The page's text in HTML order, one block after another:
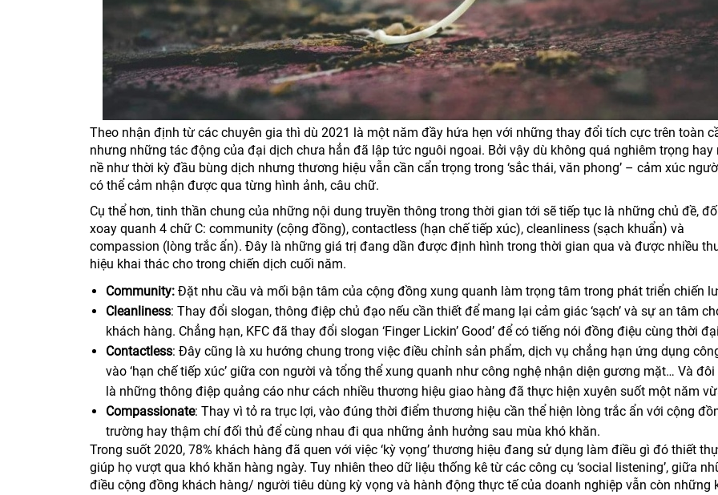
Theo nhận định từ các chuyên gia thì dù 2021 là một năm đầy hứa hẹn với những thay đổi tích cực trên toàn
nhưng những tác động của đại dịch chưa hẳn đã lập tức nguôi ngoai. Bởi vậy dù không quá nghiêm trọng hay
nề như thời kỳ đầu bùng dịch nhưng thương hiệu vẫn cần cẩn trọng trong ‘sắc thái, văn phong’ – cảm xúc
có thể cảm nhận được qua từng hình ảnh, câu chữ.
Cụ thể hơn, tinh thần chung của những nội dung truyền thông trong thời gian tới sẽ tiếp tục là những chủ đề,
xoay quanh 4 chữ C: community (cộng đồng), contactless (hạn chế tiếp xúc), cleanliness (sạch khuẩn) và
compassion (lòng trắc ẩn). Đây là những giá trị đang dần được định hình trong thời gian qua và được nhiều
hiệu khai thác cho trong chiến dịch cuối năm.
Community: Đặt nhu cầu và mối bận tâm của cộng đồng xung quanh làm trọng tâm trong phát triển chiến
Cleanliness: Thay đổi slogan, thông điệp chủ đạo nếu cần thiết để mang lại cảm giác ‘sạch’ và sự an tâm
khách hàng. Chẳng hạn, KFC đã thay đổi slogan ‘Finger Lickin’ Good’ để có tiếng nói đồng điệu cùng thời
Contactless: Đây cũng là xu hướng chung trong việc điều chỉnh sản phẩm, dịch vụ chẳng hạn ứng dụng
vào ‘hạn chế tiếp xúc’ giữa con người và tổng thể xung quanh như công nghệ nhận diện gương mặt… Và
là những thông điệp quảng cáo như cách nhiều thương hiệu giao hàng đã thực hiện xuyên suốt một năm
Compassionate: Thay vì tỏ ra trục lợi, vào đúng thời điểm thương hiệu cần thể hiện lòng trắc ẩn với cộng
trường hay thậm chí đối thủ để cùng nhau đi qua những ảnh hưởng sau mùa khó khăn.
Trong suốt 2020, 78% khách hàng đã quen với việc ‘kỳ vọng’ thương hiệu đang sử dụng làm điều gì đó thiết
giúp họ vượt qua khó khăn hàng ngày. Tuy nhiên theo dữ liệu thống kê từ các công cụ ‘social listening’, giữa
điều cộng đồng khách hàng/ người tiêu dùng kỳ vọng và hành động thực tế của doanh nghiệp vẫn còn những